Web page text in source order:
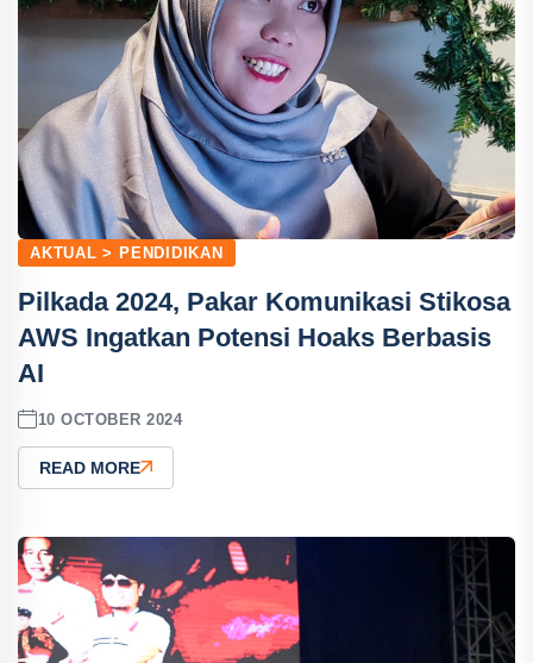
AKTUAL > PENDIDIKAN
Pilkada 2024, Pakar Komunikasi Stikosa
AWS Ingatkan Potensi Hoaks Berbasis
AI
10 OCTOBER 2024
READ MORE